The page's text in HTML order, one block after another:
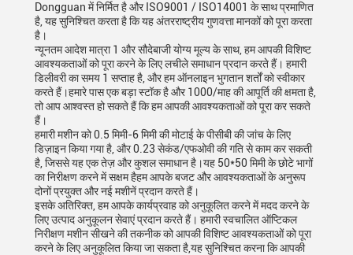
Dongguan में निर्मित है और ISO9001 / ISO14001 के साथ प्रमाणित
है, यह सुनिश्चित करता है कि यह अंतरराष्ट्रीय गुणवत्ता मानकों को पूरा करता
है।
न्यूनतम आदेश मात्रा 1 और सौदेबाजी योग्य मूल्य के साथ, हम आपकी विशिष्ट
आवश्यकताओं को पूरा करने के लिए लचीले समाधान प्रदान करते हैं। हमारी
डिलीवरी का समय 1 सप्ताह है, और हम ऑनलाइन भुगतान शर्तों को स्वीकार
करते हैं।हमारे पास एक बड़ा स्टॉक है और 1000/माह की आपूर्ति की क्षमता है,
तो आप आश्वस्त हो सकते हैं कि हम आपकी आवश्यकताओं को पूरा कर सकते
हैं।
हमारी मशीन को 0.5 मिमी-6 मिमी की मोटाई के पीसीबी की जांच के लिए
डिज़ाइन किया गया है, और 0.23 सेकंड/एफओवी की गति से काम कर सकती
है, जिससे यह एक तेज़ और कुशल समाधान है।यह 50*50 मिमी के छोटे भागों
का निरीक्षण करने में सक्षम हैहम आपके बजट और आवश्यकताओं के अनुरूप
दोनों प्रयुक्त और नई मशीनें प्रदान करते हैं।
इसके अतिरिक्त, हम आपके कार्यप्रवाह को अनुकूलित करने में मदद करने के
लिए उत्पाद अनुकूलन सेवाएं प्रदान करते हैं। हमारी स्वचालित ऑप्टिकल
निरीक्षण मशीन सीखने की तकनीक को आपकी विशिष्ट आवश्यकताओं को पूरा
करने के लिए अनुकूलित किया जा सकता है,यह सुनिश्चित करना कि आपकी